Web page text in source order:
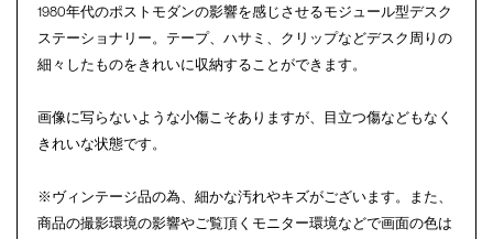
1980年代のポストモダンの影響を感じさせるモジュール型デスク
ステーショナリー。テープ、ハサミ、クリップなどデスク周りの
細々したものをきれいに収納することができます。
画像に写らないような小傷こそありますが、目立つ傷などもなく
きれいな状態です。
※ヴィンテージ品の為、細かな汚れやキズがございます。また、
商品の撮影環境の影響やご覧頂くモニター環境などで画面の色は